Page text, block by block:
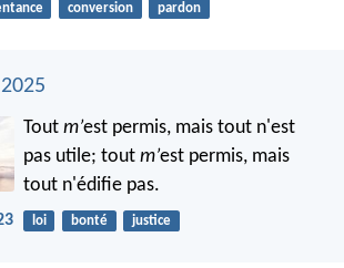
conversion pardon
Toutm’est permis, mais tout n'est
pas utile; toutm’est permis, mais
tout n'édifie pas.
loi bonté justice